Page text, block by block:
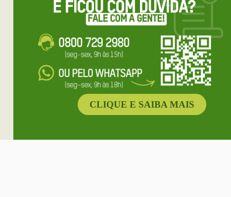
CLIQUE E SAIBA MAIS